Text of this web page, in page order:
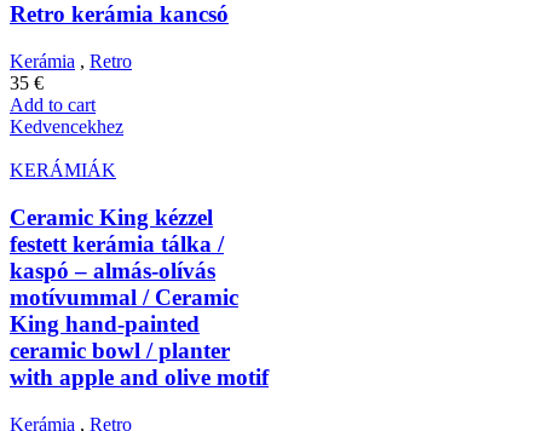
Retro kerámia kancsó
Kerámia , Retro
35 €
Add to cart
Kedvencekhez
KERÁMIÁK
Ceramic King kézzel
festett kerámia tálka /
kaspó – almás-olívás
motívummal / Ceramic
King hand-painted
ceramic bowl / planter
with apple and olive motif
Kerámia , Retro